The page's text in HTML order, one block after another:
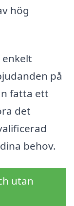
hög
på
fatta ett
det
behov.
utan